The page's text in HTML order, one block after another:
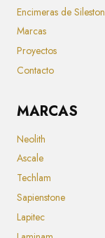
Encimeras de
Marcas
Proyectos
Contacto
MARCAS
Neolith
Ascale
Techlam
Sapienstone
Lapitec